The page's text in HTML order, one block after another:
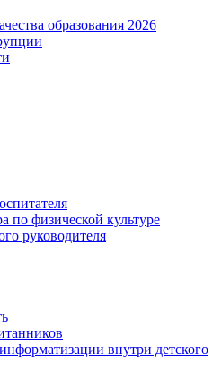
образования 2026
по физической культуре
руководителя
внутри детского